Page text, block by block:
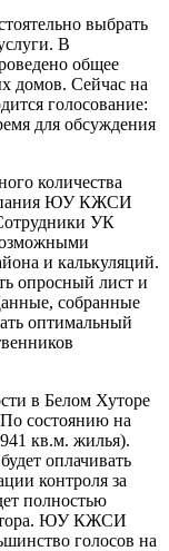
выбрать
В
общее
домов. Сейчас на
голосование:
для обсуждения
количества
ЮУ КЖСИ
УК
и калькуляций.
опросный лист и
собранные
оптимальный
в Белом Хуторе
состоянию на
кв.м. жилья).
оплачивать
контроля за
полностью
ЮУ КЖСИ
голосов на